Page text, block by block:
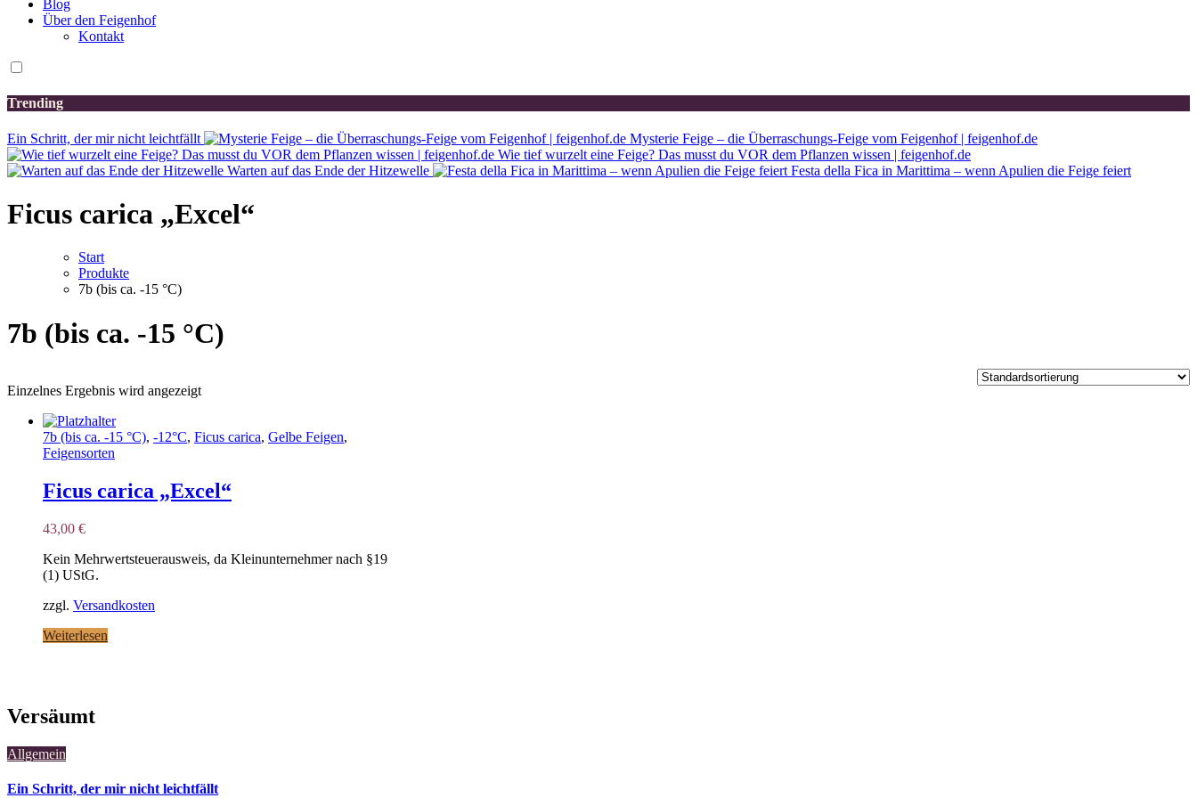
Blog
Über den Feigenhof
Kontakt
Trending
Ein Schritt, der mir nicht leichtfällt
Mysterie Feige – die Überraschungs-Feige vom Feigenhof | feigenhof.de
Wie tief wurzelt eine Feige? Das musst du VOR dem Pflanzen wissen | feigenhof.de
Warten auf das Ende der Hitzewelle
Festa della Fica in Marittima – wenn Apulien die Feige feiert
Ficus carica „Excel“
Start
Produkte
7b (bis ca. -15 °C)
7b (bis ca. -15 °C)
Einzelnes Ergebnis wird angezeigt
7b (bis ca. -15 °C), -12°C, Ficus carica, Gelbe Feigen,
Feigensorten
Ficus carica „Excel“
43,00 €
Kein Mehrwertsteuerausweis, da Kleinunternehmer nach §19
(1) UStG.
zzgl. Versandkosten
Weiterlesen
Versäumt
Allgemein
Ein Schritt, der mir nicht leichtfällt